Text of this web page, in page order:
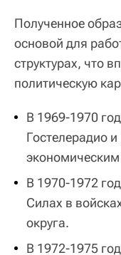
Полученное
основой для
структурах, что
политическую
В 1969-1970
Гостелерадио
В 1970-1972
Силах в
округа.
В 1972-1975